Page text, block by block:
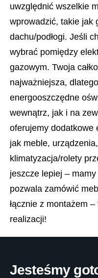
uwzględnić wszelkie
wprowadzić, takie jak
dachu/podłogi. Jeśli
wybrać pomiędzy
gazowym. Twoja
najważniejsza,
energooszczędne
wewnątrz, jak i na
oferujemy dodatkowe
jak meble,
klimatyzacja/rolety
jeszcze lepiej –
pozwala zamówić
łącznie z montażem
realizacji!
Jesteśmy